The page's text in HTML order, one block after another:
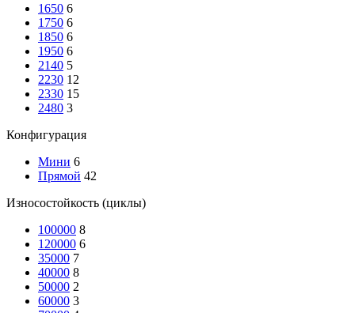
1650 6
1750 6
1850 6
1950 6
2140 5
2230 12
2330 15
2480 3
Конфигурация
Мини 6
Прямой 42
Износостойкость (циклы)
100000 8
120000 6
35000 7
40000 8
50000 2
60000 3